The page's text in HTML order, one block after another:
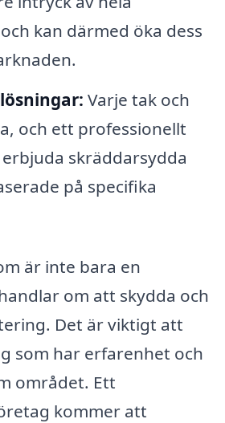
kan därmed öka dess
Varje tak och
och ett professionellt
skräddarsydda
på specifika
är inte bara en
om att skydda och
Det är viktigt att
som har erfarenhet och
området. Ett
kommer att